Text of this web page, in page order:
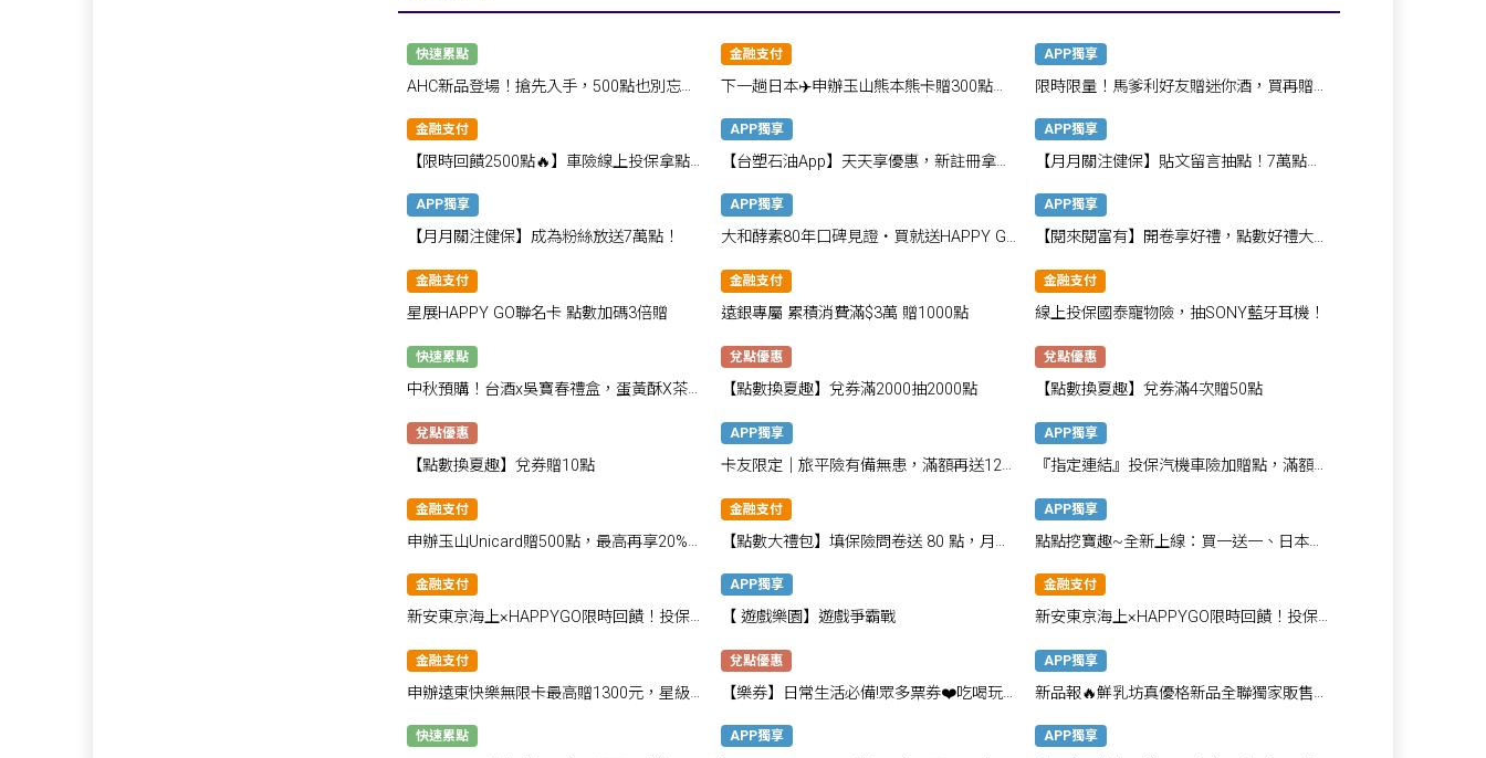
快速累點
AHC新品登場！搶先入手，500點也別忘了
金融支付
下一趟日本✈️申辦玉山熊本熊卡贈300點，
APP獨享
限時限量！馬爹利好友贈迷你酒，買再贈禮
金融支付
【限時回饋2500點🔥】車險線上投保拿點
APP獨享
【台塑石油App】天天享優惠，新註冊拿
APP獨享
【月月關注健保】貼文留言抽點！7萬點大
APP獨享
【月月關注健保】成為粉絲放送7萬點！
APP獨享
大和酵素80年口碑見證・買就送HAPPY GO
APP獨享
【閱來閱富有】開卷享好禮，點數好禮大放
金融支付
星展HAPPY GO聯名卡 點數加碼3倍贈
金融支付
遠銀專屬 累積消費滿$3萬 贈1000點
金融支付
線上投保國泰寵物險，抽SONY藍牙耳機！
快速累點
中秋預購！台酒x吳寶春禮盒，蛋黃酥X茶酥
兌點優惠
【點數換夏趣】兌券滿2000抽2000點
兌點優惠
【點數換夏趣】兌券滿4次贈50點
兌點優惠
【點數換夏趣】兌券贈10點
APP獨享
卡友限定│旅平險有備無患，滿額再送120
APP獨享
『指定連結』投保汽機車險加贈點，滿額最
金融支付
申辦玉山Unicard贈500點，最高再享20%回
金融支付
【點數大禮包】填保險問卷送 80 點，月月
APP獨享
點點挖寶趣~全新上線：買一送一、日本優
金融支付
新安東京海上×HAPPYGO限時回饋！投保
APP獨享
【 遊戲樂園】遊戲爭霸戰
金融支付
新安東京海上×HAPPYGO限時回饋！投保
金融支付
申辦遠東快樂無限卡最高贈1300元，星級
兌點優惠
【樂券】日常生活必備!眾多票券❤️吃喝玩
APP獨享
新品報🔥鮮乳坊真優格新品全聯獨家販售，
快速累點 APP獨享 APP獨享